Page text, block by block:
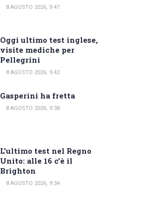
8 AGOSTO 2026, 9:47
Oggi ultimo test inglese,
visite mediche per
Pellegrini
8 AGOSTO 2026, 9:42
Gasperini ha fretta
8 AGOSTO 2026, 9:38
L’ultimo test nel Regno
Unito: alle 16 c’è il
Brighton
8 AGOSTO 2026, 9:34